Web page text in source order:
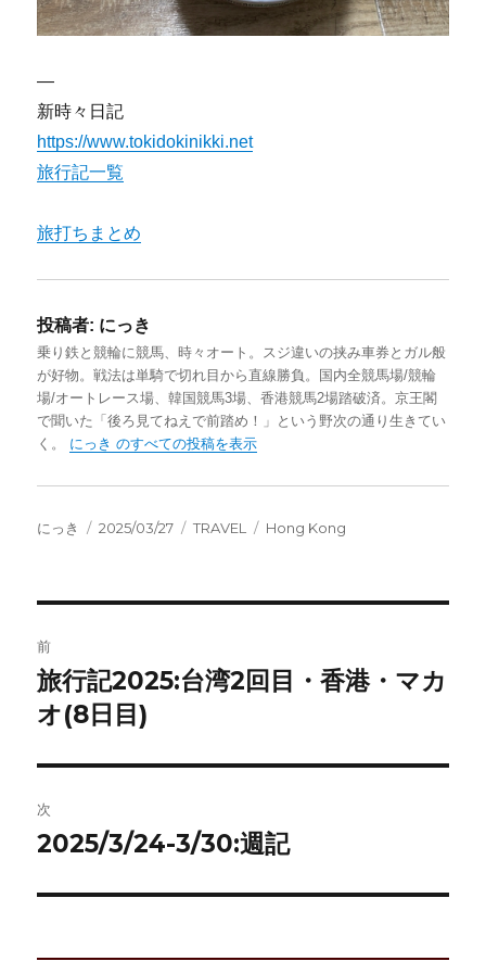
—
新時々日記
https://www.tokidokinikki.net
旅行記一覧
旅打ちまとめ
投稿者: にっき
乗り鉄と競輪に競馬、時々オート。スジ違いの挟み車券とガル般
が好物。戦法は単騎で切れ目から直線勝負。国内全競馬場/競輪
場/オートレース場、韓国競馬3場、香港競馬2場踏破済。京王閣
で聞いた「後ろ見てねえで前踏め！」という野次の通り生きてい
く。 にっき のすべての投稿を表示
投
にっき
投
2025/03/27
カ
TRAVEL
タ
Hong Kong
稿
ナ
ビ
ゲ
ー
シ
前
前
の
稿:
旅行記2025:台湾2回目・香港・マカ
オ(8日目)
次
次
投
2025/3/24-3/30:週記